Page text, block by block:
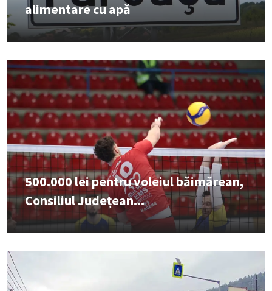
alimentare cu apă
500.000 lei pentru voleiul băimărean,
Consiliul Județean...